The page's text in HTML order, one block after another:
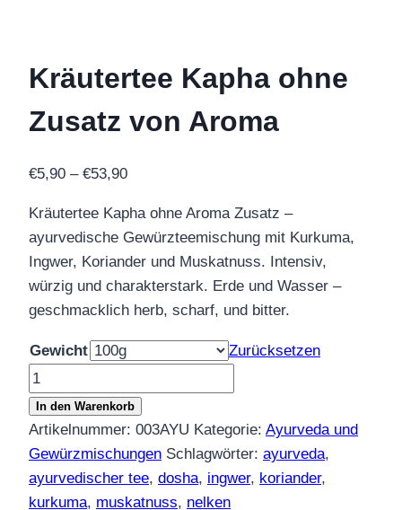
Kräutertee Kapha ohne
Zusatz von Aroma
€5,90 – €53,90Preisspanne:
bis
€53,90
Kräutertee Kapha ohne Aroma Zusatz –
ayurvedische Gewürzteemischung mit Kurkuma,
Ingwer, Koriander und Muskatnuss. Intensiv,
würzig und charakterstark. Erde und Wasser –
geschmacklich herb, scharf, und bitter.
Gewicht
Zurücksetzen
Kräutertee
Kapha
ohne
Zusatz
von
Aroma
In den Warenkorb
Artikelnummer: 003AYU Kategorie: Ayurveda und
Gewürzmischungen Schlagwörter: ayurveda,
ayurvedischer tee, dosha, ingwer, koriander,
kurkuma, muskatnuss, nelken